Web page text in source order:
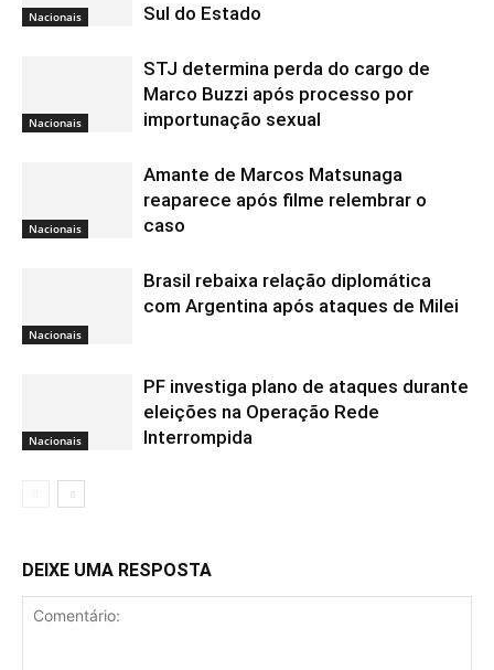
Nacionais
Sul do Estado
Nacionais
STJ determina perda do cargo de
Marco Buzzi após processo por
importunação sexual
Nacionais
Amante de Marcos Matsunaga
reaparece após filme relembrar o
caso
Nacionais
Brasil rebaixa relação diplomática
com Argentina após ataques de Milei
Nacionais
PF investiga plano de ataques durante
eleições na Operação Rede
Interrompida
DEIXE UMA RESPOSTA